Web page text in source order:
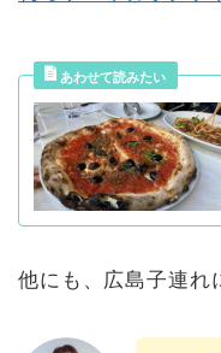
他にも、広島子連れ